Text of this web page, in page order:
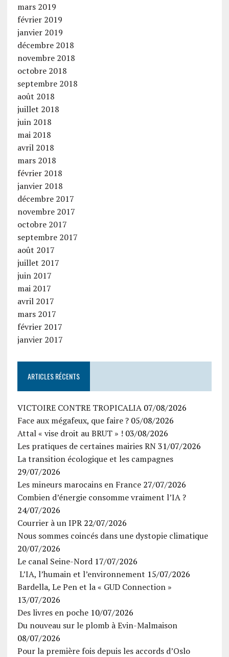
mars 2019
février 2019
janvier 2019
décembre 2018
novembre 2018
octobre 2018
septembre 2018
août 2018
juillet 2018
juin 2018
mai 2018
avril 2018
mars 2018
février 2018
janvier 2018
décembre 2017
novembre 2017
octobre 2017
septembre 2017
août 2017
juillet 2017
juin 2017
mai 2017
avril 2017
mars 2017
février 2017
janvier 2017
ARTICLES RÉCENTS
VICTOIRE CONTRE TROPICALIA 07/08/2026
Face aux mégafeux, que faire ? 05/08/2026
Attal « vise droit au BRUT » ! 03/08/2026
Les pratiques de certaines mairies RN 31/07/2026
La transition écologique et les campagnes
29/07/2026
Les mineurs marocains en France 27/07/2026
Combien d’énergie consomme vraiment l’IA ?
24/07/2026
Courrier à un IPR 22/07/2026
Nous sommes coincés dans une dystopie climatique
20/07/2026
Le canal Seine-Nord 17/07/2026
L’IA, l’humain et l’environnement 15/07/2026
Bardella, Le Pen et la « GUD Connection »
13/07/2026
Des livres en poche 10/07/2026
Du nouveau sur le plomb à Evin-Malmaison
08/07/2026
Pour la première fois depuis les accords d’Oslo